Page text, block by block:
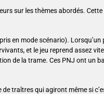
sur les thèmes abordés.
en mode scénario).
et le jeu reprend assez
de la trame. Ces PNJ ont un
traîtres qui agiront même si